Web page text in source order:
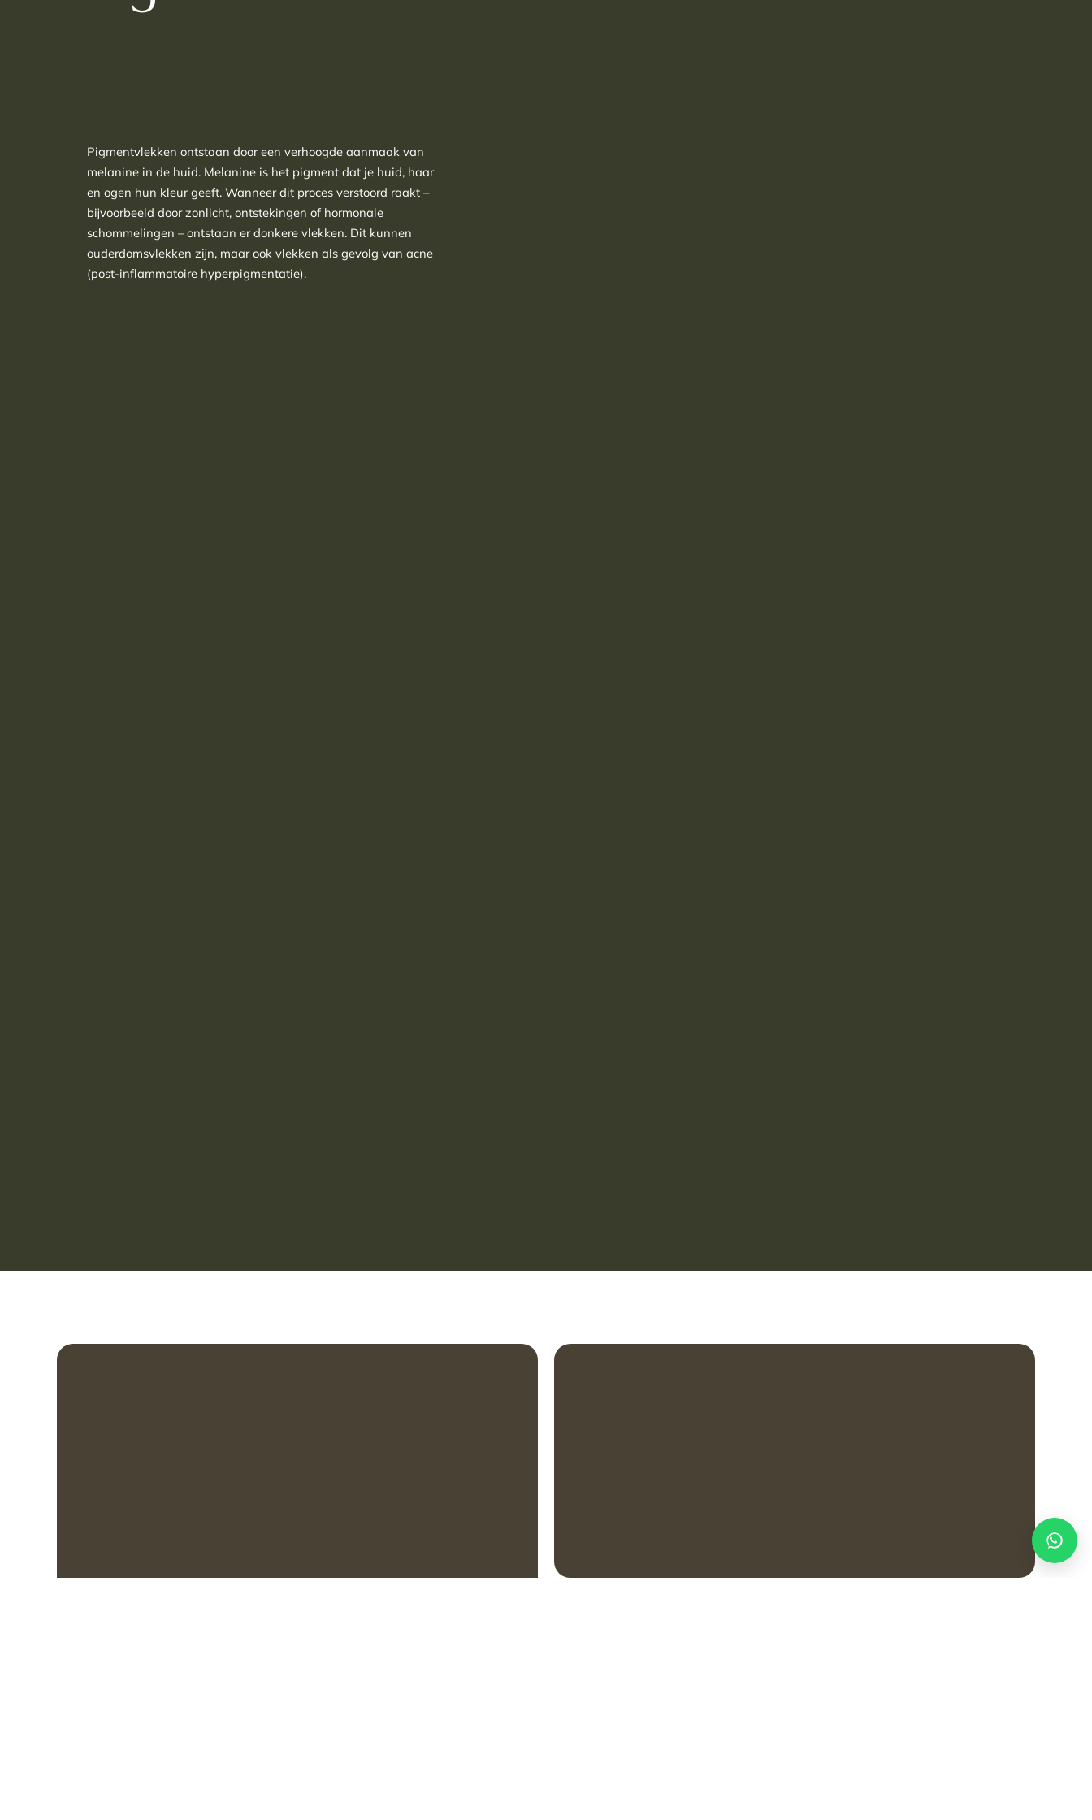
Pigmentvlekken ontstaan door een verhoogde aanmaak van
melanine in de huid. Melanine is het pigment dat je huid, haar
en ogen hun kleur geeft. Wanneer dit proces verstoord raakt –
bijvoorbeeld door zonlicht, ontstekingen of hormonale
schommelingen – ontstaan er donkere vlekken. Dit kunnen
ouderdomsvlekken zijn, maar ook vlekken als gevolg van acne
(post-inflammatoire hyperpigmentatie).